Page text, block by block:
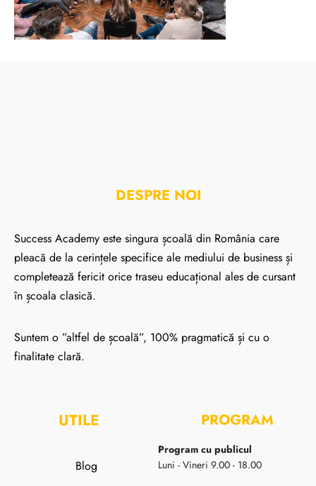
DESPRE NOI
Success Academy este singura școală din România care
pleacă de la cerințele specifice ale mediului de business și
completează fericit orice traseu educațional ales de cursant
în școala clasică.
Suntem o ”altfel de școală”, 100% pragmatică și cu o
finalitate clară.
UTILE
Blog
PROGRAM
Program cu publicul
Luni - Vineri 9.00 - 18.00